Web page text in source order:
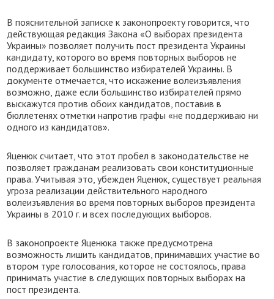
В пояснительной записке к законопроекту говорится, что
действующая редакция Закона «О выборах президента
Украины» позволяет получить пост президента Украины
кандидату, которого во время повторных выборов не
поддерживает большинство избирателей Украины. В
документе отмечается, что искажение волеизъявления
возможно, даже если большинство избирателей прямо
выскажутся против обоих кандидатов, поставив в
бюллетенях отметки напротив графы «не поддерживаю ни
одного из кандидатов».
Яценюк считает, что этот пробел в законодательстве не
позволяет гражданам реализовать свои конституционные
права. Учитывая это, убежден Яценюк, существует реальная
угроза реализации действительного народного
волеизъявления во время повторных выборов президента
Украины в 2010 г. и всех последующих выборов.
В законопроекте Яценюка также предусмотрена
возможность лишить кандидатов, принимавших участие во
втором туре голосования, которое не состоялось, права
принимать участие в следующих повторных выборах на
пост президента.